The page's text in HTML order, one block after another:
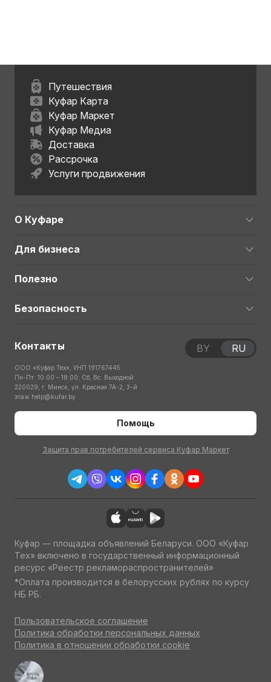
Путешествия
Куфар Карта
Куфар Маркет
Куфар Медиа
Доставка
Рассрочка
Услуги продвижения
О Куфаре
Для бизнеса
Полезно
Безопасность
Контакты
ООО «Куфар Тех», УНП 191767445
Пн-Пт: 10:00 – 18:00; Сб, Вс: Выходной
220029, г. Минск, ул. Красная 7А-2, 3-й
этаж help@kufar.by
Помощь
Защита прав потребителей сервиса Куфар Маркет
BY RU
Куфар — площадка объявлений Беларуси. ООО «Куфар
Тех» включено в государственный информационный
ресурс «Реестр рекламораспространителей»
*Оплата производится в белорусских рублях по курсу
НБ РБ.
Пользовательское соглашение
Политика обработки персональных данных
Политика в отношении обработки cookie